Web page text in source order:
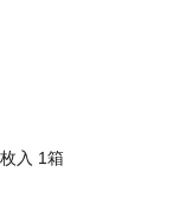
入 1箱